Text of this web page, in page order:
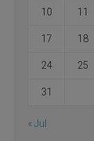
10 11
17 18
24 25
31
« Jul